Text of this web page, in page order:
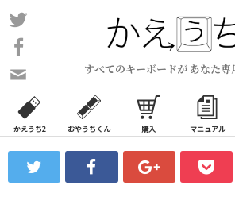
コ
ン
ン
ツ
ス
ッ
すべてのキーボードが あなた専
い
合
わ
フ
ォ
かえうち2 おやうちくん 購入 マニュアル